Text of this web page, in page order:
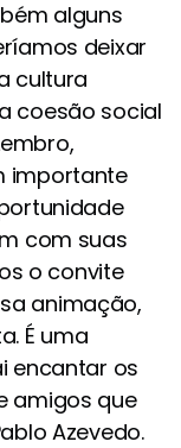
alguns
deixar
cultura
coesão social
importante
com suas
o convite
animação,
É uma
encantar os
amigos que
Azevedo.